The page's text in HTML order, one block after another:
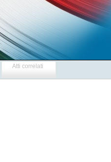
Atti correlati